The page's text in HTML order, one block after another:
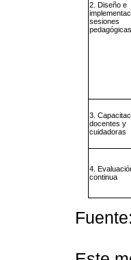
2. Diseño e
sesiones
pedagógicas
3.
docentes y
cuidadoras
4.
continua